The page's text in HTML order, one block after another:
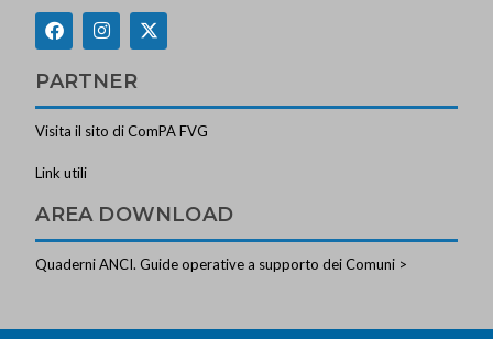
PARTNER
Visita il sito di ComPA FVG
Link utili
AREA DOWNLOAD
Quaderni ANCI. Guide operative a supporto dei Comuni >